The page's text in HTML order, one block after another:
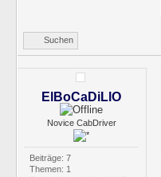
Suchen
ElBoCaDiLlO
Novice CabDriver
Beiträge: 7
Themen: 1